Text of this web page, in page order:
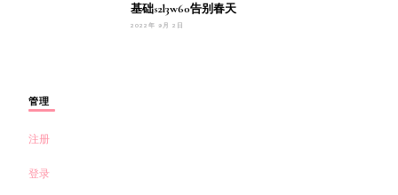
基础s2l3w60告别春天
2022年 9月 2日
管理
注册
登录